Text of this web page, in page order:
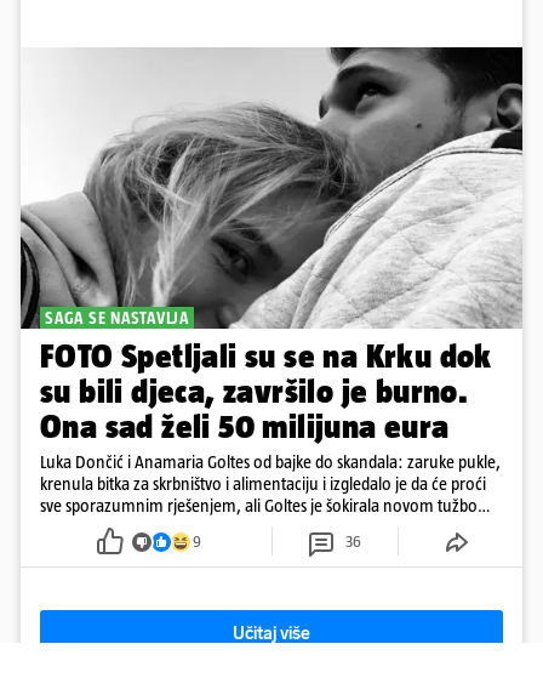
SAGA SE NASTAVLJA
FOTO Spetljali su se na Krku dok
su bili djeca, završilo je burno.
Ona sad želi 50 milijuna eura
Luka Dončić i Anamaria Goltes od bajke do skandala: zaruke pukle,
krenula bitka za skrbništvo i alimentaciju i izgledalo je da će proći
sve sporazumnim rješenjem, ali Goltes je šokirala novom tužbom
u Sloveniji
9 36
Učitaj više